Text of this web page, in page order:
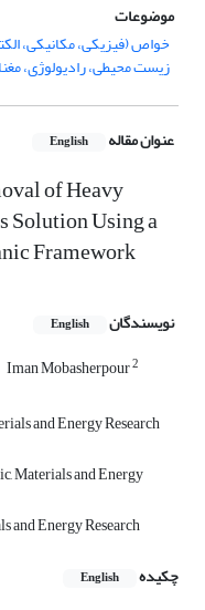
موضوعات
خواص (فیزیکی، مکانیکی،
زیست محیطی، رادیولوژی،
عنوان مقاله English
of Heavy
Solution Using a
Framework
نویسندگان English
Iman Mobasherpour2
and Energy Research
Materials and Energy
and Energy Research
چکیده
English